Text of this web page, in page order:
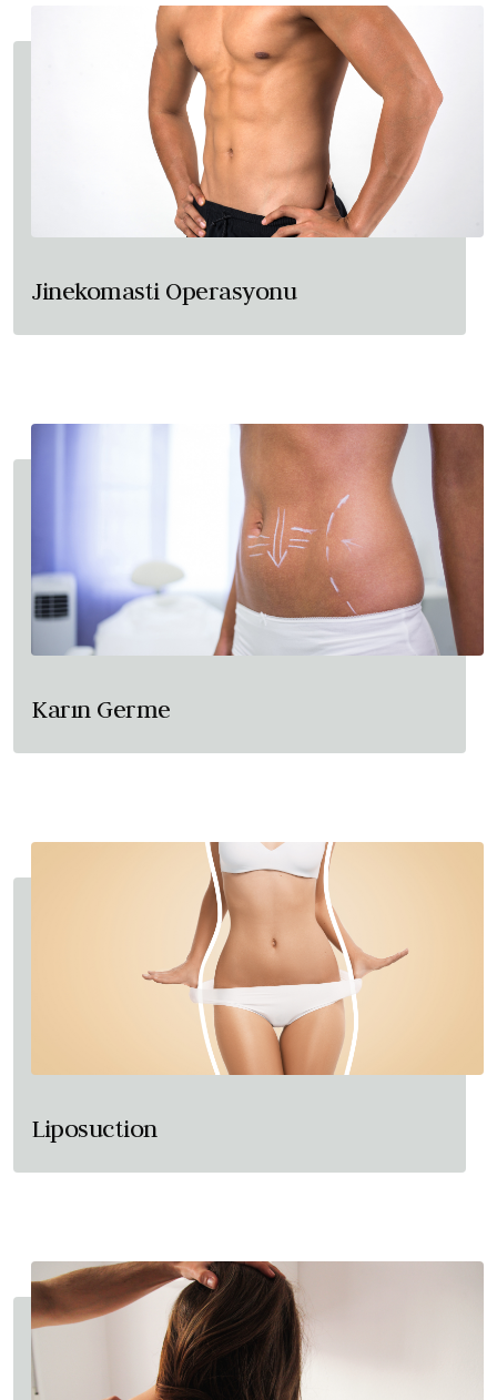
Jinekomasti Operasyonu
Karın Germe
Liposuction